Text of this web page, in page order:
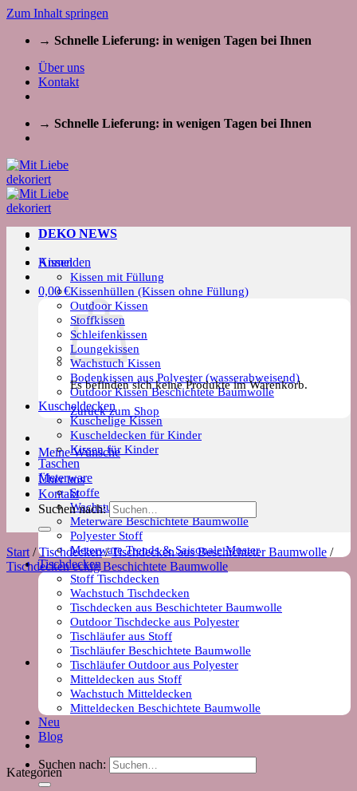
Zum Inhalt springen
→ Schnelle Lieferung: in wenigen Tagen bei Ihnen
Über uns
Kontakt
→ Schnelle Lieferung: in wenigen Tagen bei Ihnen
Kissen
Kissen mit Füllung
Kissenhüllen (Kissen ohne Füllung)
Outdoor Kissen
Stoffkissen
Schleifenkissen
Loungekissen
Wachstuch Kissen
Bodenkissen aus Polyester (wasserabweisend)
Outdoor Kissen Beschichtete Baumwolle
Kuscheldecken
Kuschelige Kissen
Kuscheldecken für Kinder
Kissen für Kinder
Taschen
Meterware
Stoffe
Wachstuch Stoff
Meterware Beschichtete Baumwolle
Polyester Stoff
Meterware Trends & Saisonale Muster
Tischdecken
Stoff Tischdecken
Wachstuch Tischdecken
Tischdecken aus Beschichteter Baumwolle
Outdoor Tischdecke aus Polyester
Tischläufer aus Stoff
Tischläufer Beschichtete Baumwolle
Tischläufer Outdoor aus Polyester
Mitteldecken aus Stoff
Wachstuch Mitteldecken
Mitteldecken Beschichtete Baumwolle
Neu
Blog
Suchen nach:
DEKO NEWS
Anmelden
0,00€
Es befinden sich keine Produkte im Warenkorb.
Zurück zum Shop
Meine Wünsche
Über uns
Kontakt
Suchen nach:
Start / Tischdecken / Tischdecken aus Beschichteter Baumwolle /
Tischdecken eckig Beschichtete Baumwolle
Kategorien